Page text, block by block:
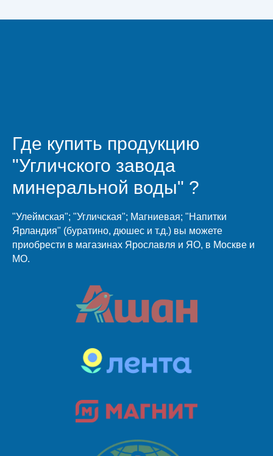
Где купить продукцию
"Угличского завода
минеральной воды" ?
"Улеймская"; "Угличская"; Магниевая; "Напитки
Ярландия" (буратино, дюшес и т.д.) вы можете
приобрести в магазинах Ярославля и ЯО, в Москве и
МО.